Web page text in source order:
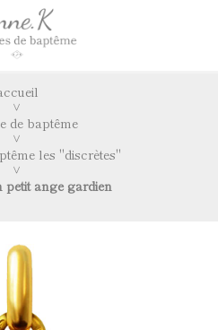
de baptême
les "discrètes"
petit ange gardien